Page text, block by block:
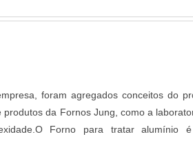
foram agregados conceitos do
da Fornos Jung, como a
Forno para tratar alumínio